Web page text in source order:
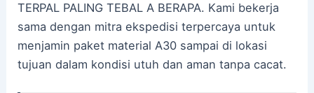
TERPAL PALING TEBAL A BERAPA. Kami bekerja
sama dengan mitra ekspedisi terpercaya untuk
menjamin paket material A30 sampai di lokasi
tujuan dalam kondisi utuh dan aman tanpa cacat.